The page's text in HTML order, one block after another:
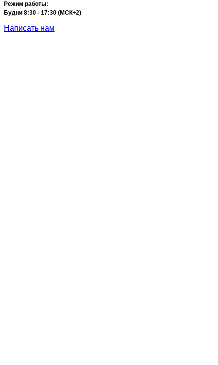
Режим работы:
Будни 8:30 - 17:30 (МСК+2)
Написать нам